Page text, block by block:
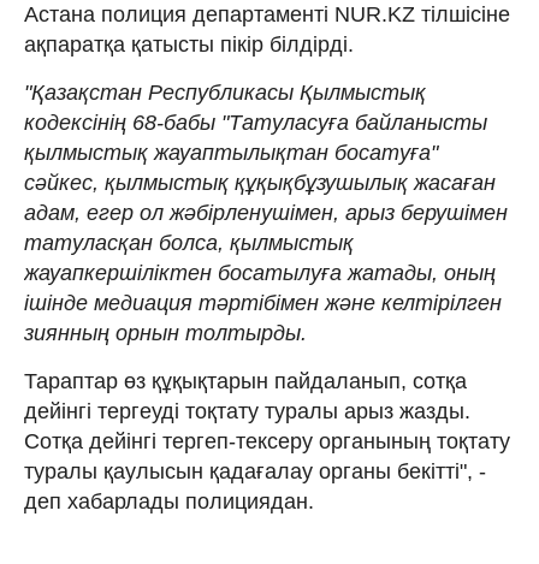
Астана полиция департаменті NUR.KZ тілшісіне
ақпаратқа қатысты пікір білдірді.
"Қазақстан Республикасы Қылмыстық
кодексінің 68-бабы "Татуласуға байланысты
қылмыстық жауаптылықтан босатуға"
сәйкес, қылмыстық құқықбұзушылық жасаған
адам, егер ол жәбірленушімен, арыз берушімен
татуласқан болса, қылмыстық
жауапкершіліктен босатылуға жатады, оның
ішінде медиация тәртібімен және келтірілген
зиянның орнын толтырды.
Тараптар өз құқықтарын пайдаланып, сотқа
дейінгі тергеуді тоқтату туралы арыз жазды.
Сотқа дейінгі тергеп-тексеру органының тоқтату
туралы қаулысын қадағалау органы бекітті", -
деп хабарлады полициядан.